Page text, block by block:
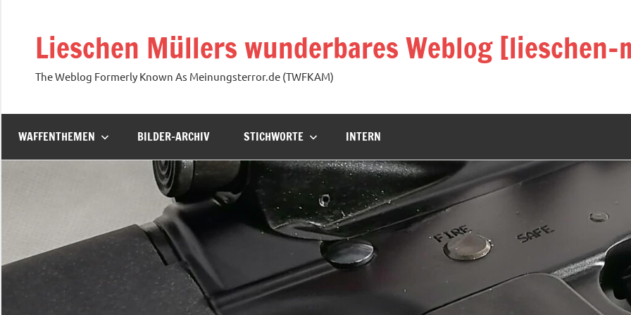
Lieschen Müllers wunderbares Weblog [lieschen-
The Weblog Formerly Known As Meinungsterror.de (TWFKAM)
WAFFENTHEMEN BILDER-ARCHIV STICHWORTE INTERN